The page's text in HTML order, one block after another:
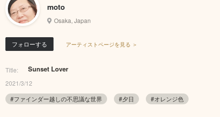
moto
Osaka, Japan
フォローする アーティストページを見る ＞
Title: Sunset Lover
2021/3/12
#ファインダー越しの不思議な世界
#夕日 #オレンジ色